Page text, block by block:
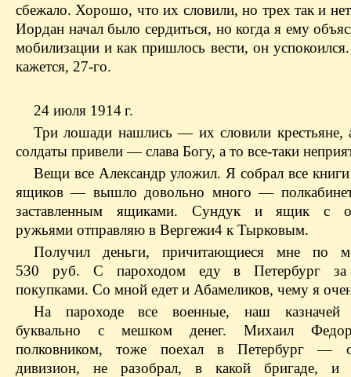
сбежало. Хорошо, что их словили, но трех так и
Иордан начал было сердиться, но когда я ему
мобилизации и как пришлось вести, он
кажется, 27-го.
24 июля 1914 г.
Три лошади нашлись — их словили крестьяне,
солдаты привели — слава Богу, а то все-таки
Вещи все Александр уложил. Я собрал все книги
ящиков — вышло довольно много —
заставленным ящиками. Сундук и ящик с
ружьями отправляю в Вергежи4 к Тырковым.
Получил деньги, причитающиеся мне по
530 руб. С пароходом еду в Петербург за
покупками. Со мной едет и Абамеликов, чему я
На пароходе все военные, наш казначей
буквально с мешком денег. Михаил
полковником, тоже поехал в Петербург —
дивизион, не разобрал, в какой бригаде, и